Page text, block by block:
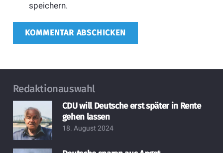
speichern.
KOMMENTAR ABSCHICKEN
Redaktionauswahl
CDU will Deutsche erst später in Rente
gehen lassen
18. August 2024